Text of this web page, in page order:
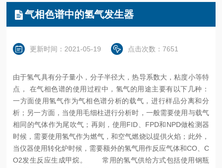
气相色谱中的氢气发生器
更新时间：2021-05-19 点击次数：7651
由于氢气具有分子量小，分子半径大，热导系数大，粘度小等特
点，
在气相色谱的使用过程中，氢气的用途主要有以下几种：
一方面使用氢气作为气相色谱分析的载气，进行样品分离和分
析；另一方面，当使用毛细柱进行分析时，一般需要使用与载气
相同的气体作为尾吹气；再则，使用FID、FPD和NPD做检测器
时候，需要使用氢气作为燃气，和空气燃烧以提供火焰；此外，
当仪器使用转化炉时候，需要额外的氢气用作反应气体和CO、C
O2发生反应生成甲烷。
常用的氢气供给方式包括使用钢瓶